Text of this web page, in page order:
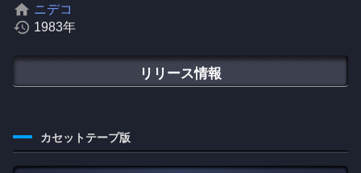
home ニデコ
history 1983年
リリース情報
カセットテープ版